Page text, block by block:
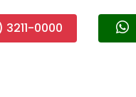
3211-0000